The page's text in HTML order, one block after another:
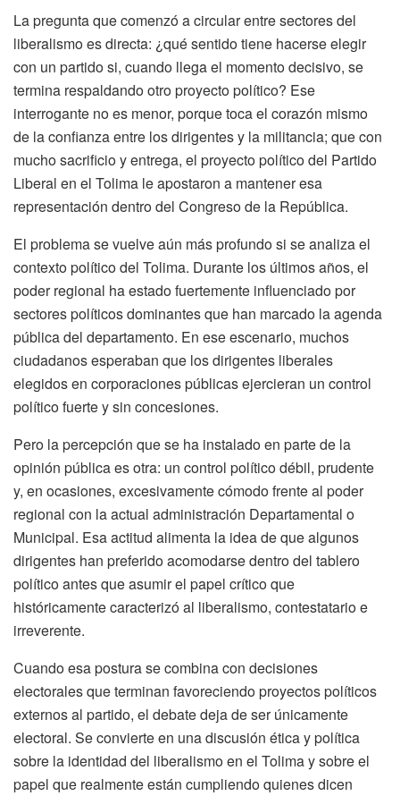
La pregunta que comenzó a circular entre sectores del
liberalismo es directa: ¿qué sentido tiene hacerse elegir
con un partido si, cuando llega el momento decisivo, se
termina respaldando otro proyecto político? Ese
interrogante no es menor, porque toca el corazón mismo
de la confianza entre los dirigentes y la militancia; que con
mucho sacrificio y entrega, el proyecto político del Partido
Liberal en el Tolima le apostaron a mantener esa
representación dentro del Congreso de la República.
El problema se vuelve aún más profundo si se analiza el
contexto político del Tolima. Durante los últimos años, el
poder regional ha estado fuertemente influenciado por
sectores políticos dominantes que han marcado la agenda
pública del departamento. En ese escenario, muchos
ciudadanos esperaban que los dirigentes liberales
elegidos en corporaciones públicas ejercieran un control
político fuerte y sin concesiones.
Pero la percepción que se ha instalado en parte de la
opinión pública es otra: un control político débil, prudente
y, en ocasiones, excesivamente cómodo frente al poder
regional con la actual administración Departamental o
Municipal. Esa actitud alimenta la idea de que algunos
dirigentes han preferido acomodarse dentro del tablero
político antes que asumir el papel crítico que
históricamente caracterizó al liberalismo, contestatario e
irreverente.
Cuando esa postura se combina con decisiones
electorales que terminan favoreciendo proyectos políticos
externos al partido, el debate deja de ser únicamente
electoral. Se convierte en una discusión ética y política
sobre la identidad del liberalismo en el Tolima y sobre el
papel que realmente están cumpliendo quienes dicen